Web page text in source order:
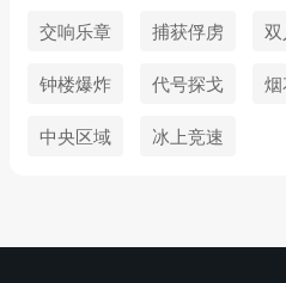
交响乐章 捕获俘虏
钟楼爆炸 代号探戈
中央区域 冰上竞速